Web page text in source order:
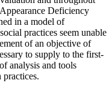
Deficiency
in a model of
practices seem unable
of an objective of
to supply to the first-
analysis and tools